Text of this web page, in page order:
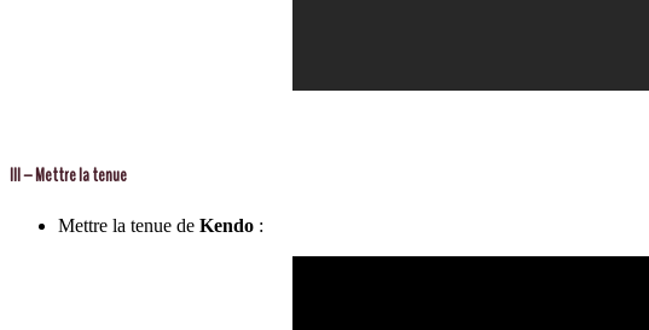
III – Mettre la tenue
Mettre la tenue de Kendo :